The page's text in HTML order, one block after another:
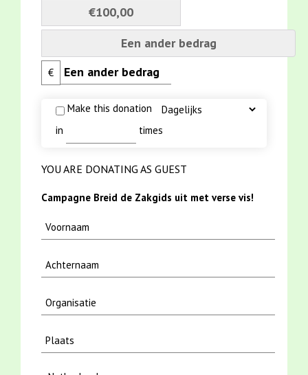
€100,00
Een ander bedrag
€
Make this donation
in
times
YOU ARE DONATING AS GUEST
Campagne Breid de Zakgids uit met verse vis!